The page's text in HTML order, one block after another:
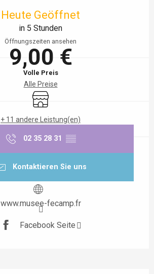
Heute Geöffnet
in 5 Stunden
Öffnungszeiten ansehen
9,00 €
Volle Preis
Alle Preise
Shop
+ 11 andere Leistung(en)
02 35 28 31 ▒▒
Kontaktieren Sie uns
www.musee-fecamp.fr
Facebook Seite